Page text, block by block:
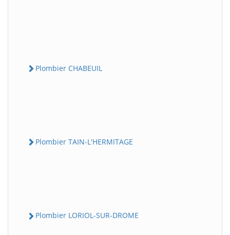
Plombier CHABEUIL
Plombier TAIN-L'HERMITAGE
Plombier LORIOL-SUR-DROME